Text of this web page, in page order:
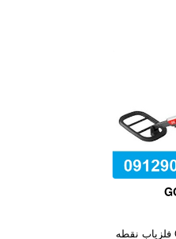
فلزیاب نقطه زن GO FIND 20 فلزیاب نقطه